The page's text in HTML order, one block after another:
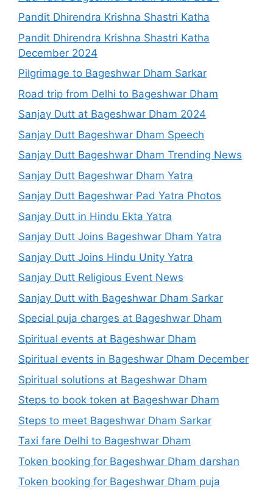
Pandit Dhirendra Krishna Shastri Katha
Pandit Dhirendra Krishna Shastri Katha
December 2024
Pilgrimage to Bageshwar Dham Sarkar
Road trip from Delhi to Bageshwar Dham
Sanjay Dutt at Bageshwar Dham 2024
Sanjay Dutt Bageshwar Dham Speech
Sanjay Dutt Bageshwar Dham Trending News
Sanjay Dutt Bageshwar Dham Yatra
Sanjay Dutt Bageshwar Pad Yatra Photos
Sanjay Dutt in Hindu Ekta Yatra
Sanjay Dutt Joins Bageshwar Dham Yatra
Sanjay Dutt Joins Hindu Unity Yatra
Sanjay Dutt Religious Event News
Sanjay Dutt with Bageshwar Dham Sarkar
Special puja charges at Bageshwar Dham
Spiritual events at Bageshwar Dham
Spiritual events in Bageshwar Dham December
Spiritual solutions at Bageshwar Dham
Steps to book token at Bageshwar Dham
Steps to meet Bageshwar Dham Sarkar
Taxi fare Delhi to Bageshwar Dham
Token booking for Bageshwar Dham darshan
Token booking for Bageshwar Dham puja